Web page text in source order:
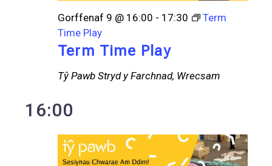
Term Time Play
Gorffenaf 9 @ 16:00 - 17:30
Term
Time Play
Tŷ Pawb Stryd y Farchnad, Wrecsam
16:00